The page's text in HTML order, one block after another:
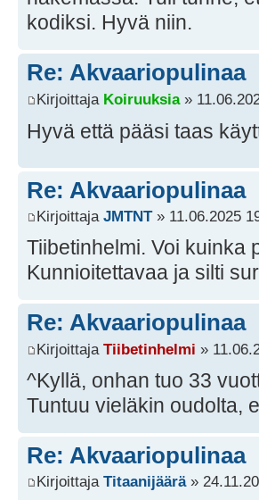
kodiksi. Hyvä niin.
Re: Akvaariopulinaa
Kirjoittaja Koiruuksia»
Hyvä että pääsi taas
Re: Akvaariopulinaa
Kirjoittaja JMTNT» 11.06.2025
Tiibetinhelmi. Voi kuinka
Kunnioitettavaa ja silti
Re: Akvaariopulinaa
Kirjoittaja Tiibetinhelmi »
^Kyllä, onhan tuo 33
Tuntuu vieläkin oudolta,
Re: Akvaariopulinaa
Kirjoittaja Titaanijäärä»